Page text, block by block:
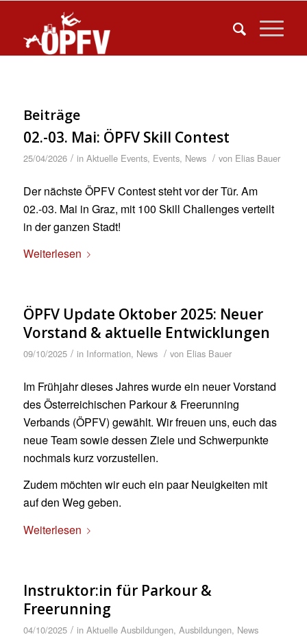
Beiträge
02.-03. Mai: ÖPFV Skill Contest
25/04/2026 / in Aktuelle Events, Events, News / von Elias Bauer
Der nächste ÖPFV Contest steht vor der Tür. Am
02.-03. Mai in Graz, mit 100 Skill Challenges verteilt
in der ganzen Stadt!
Weiterlesen
ÖPFV Update Oktober 2025: Neuer
Vorstand & aktuelle Entwicklungen
09/10/2025 / in Information, News / von Elias Bauer
Im Frühjahr dieses Jahres wurde ein neuer Vorstand
des Österreichischen Parkour & Freerunning
Verbands (ÖPFV) gewählt. Wir freuen uns, euch das
neue Team sowie dessen Ziele und Schwerpunkte
nochmals kurz vorzustellen.
Zudem möchten wir euch ein paar Neuigkeiten mit
auf den Weg geben.
Weiterlesen
Instruktor:in für Parkour &
Freerunning
04/10/2025 / in Aktuelle Ausbildungen, Ausbildungen, News